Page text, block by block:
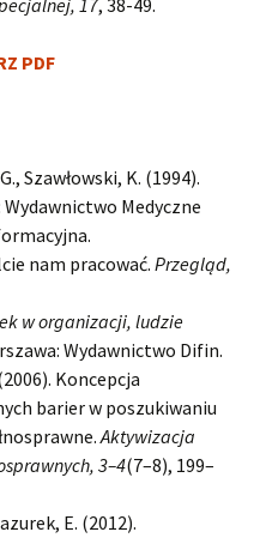
17, 38-49.
PDF
Szawłowski, K. (1994).
Wydawnictwo Medyczne
nam pracować. Przegląd,
w organizacji, ludzie
Wydawnictwo Difin.
Koncepcja
barier w poszukiwaniu
Aktywizacja
3–4(7–8), 199–
E. (2012).